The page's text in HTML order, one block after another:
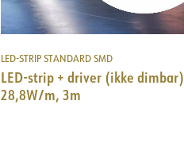
LED-STRIP STANDARD SMD
LED-strip + driver (ikke dimbar)
28,8W/m, 3m